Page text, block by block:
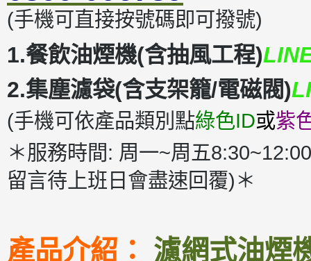
(手機可直接按號碼即可撥號)
1.餐飲油煙機(含抽風工程)
2.集塵濾袋(含支架籠/電磁閥)
(手機可依產品類別點綠色ID或紫
＊服務時間: 周一~周五
留言待上班日會盡速回覆)＊
產品介紹： 濾網式油煙